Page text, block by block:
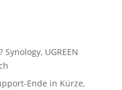
UGREEN
Ende in Kürze,